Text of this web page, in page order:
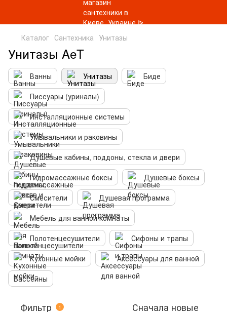
Каталог Сантехника Унитазы
Унитазы AeT
Ванны Унитазы
Биде
Писсуары (уриналы)
Инсталляционные системы
Умывальники и раковины
Душевые кабины, поддоны, стекла и двери
Гидромассажные боксы
Душевые боксы
Смесители
Душевая программа
Мебель для ванной комнаты
Полотенцесушители
Сифоны и трапы
Кухонные мойки
Аксессуары для ванной
Бассейны
Фильтр 1 Сначала новые